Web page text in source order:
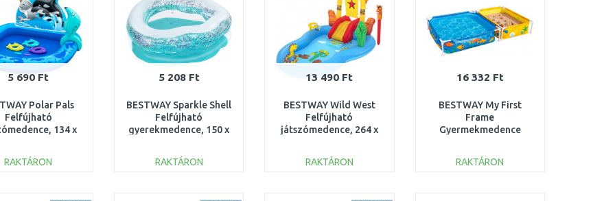
5 690 Ft
Polar Pals
Felfújható
134 x
RAKTÁRON
5 208 Ft
BESTWAY Sparkle Shell
Felfújható
gyerekmedence, 150 x
RAKTÁRON
13 490 Ft
BESTWAY Wild West
Felfújható
játszómedence, 264 x
RAKTÁRON
16 332 Ft
BESTWAY My First
Frame
Gyermekmedence
122 x 30,5 cm 561CF
RAKTÁRON